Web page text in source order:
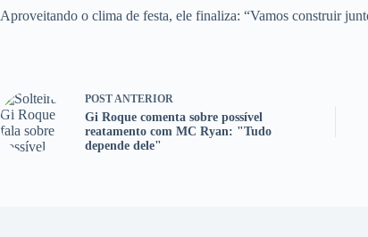
Aproveitando o clima de festa, ele finaliza: “Vamos construir
POSTANTERIOR
Gi Roque comenta sobre possível
reatamento com MC Ryan: "Tudo
depende dele"